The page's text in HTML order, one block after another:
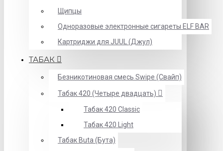
Щипцы
Одноразовые электронные сигареты ELF BAR
Картриджи для JUUL (Джул)
ТАБАК
Безникотиновая смесь Swipe (Свайп)
Табак 420 (Четыре двадцать)
Табак 420 Classic
Табак 420 Light
Табак Buta (Бута)